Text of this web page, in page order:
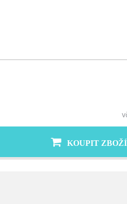
KOUPIT ZBOŽÍ